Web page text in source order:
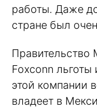
работы. Даже
стране был
Правительство
Foxconn льготы
этой компании
владеет в